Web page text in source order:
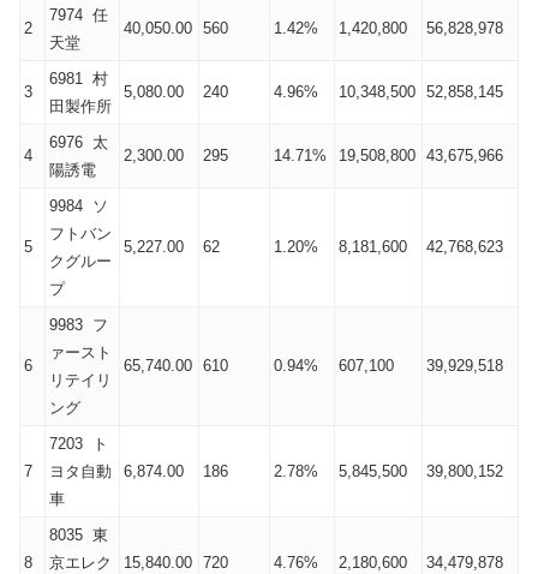
2
7974 任
天堂
40,050.00 560 1.42% 1,420,800 56,828,978
3
6981 村
田製作所
5,080.00 240 4.96% 10,348,500 52,858,145
4
6976 太
陽誘電
2,300.00 295 14.71% 19,508,800 43,675,966
5
9984 ソ
フトバン
クグルー
プ
5,227.00 62 1.20% 8,181,600 42,768,623
6
9983 フ
ァースト
リテイリ
ング
65,740.00 610 0.94% 607,100 39,929,518
7
7203 ト
ヨタ自動
車
6,874.00 186 2.78% 5,845,500 39,800,152
8
8035 東
京エレク
15,840.00 720 4.76% 2,180,600 34,479,878